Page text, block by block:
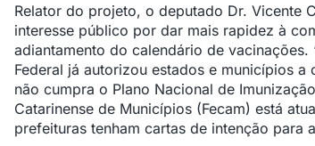
Relator do projeto, o deputado Dr. Vicente
interesse público por dar mais rapidez à
adiantamento do calendário de
Federal já autorizou estados e municípios
não cumpra o Plano Nacional de
Catarinense de Municípios (Fecam) está
prefeituras tenham cartas de intenção para